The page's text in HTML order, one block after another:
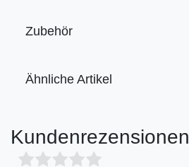
Zubehör
Ähnliche Artikel
Kundenrezensionen